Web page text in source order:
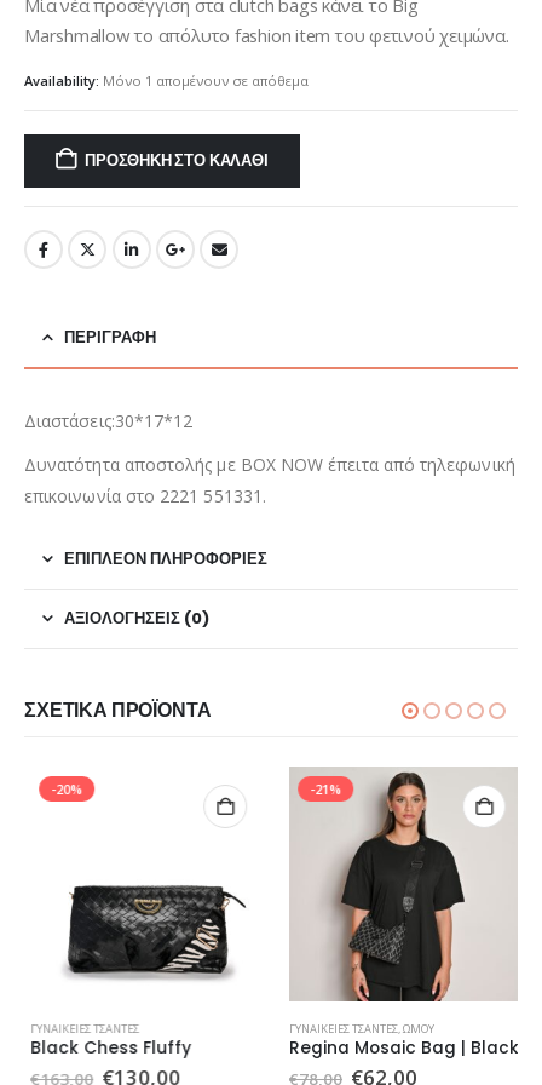
€115,00.είναι:
Μία νέα προσέγγιση στα clutch bags κάνει το Big
Marshmallow το απόλυτο fashion item του φετινού χειμώνα.
Availability: Μόνο 1 απομένουν σε απόθεμα
ΠΡΟΣΘΉΚΗ ΣΤΟ ΚΑΛΆΘΙ
ΠΕΡΙΓΡΑΦΉ
Διαστάσεις:30*17*12
Δυνατότητα αποστολής με BOX NOW έπειτα από τηλεφωνική
επικοινωνία στο 2221 551331.
ΕΠΙΠΛΈΟΝ ΠΛΗΡΟΦΟΡΊΕΣ
ΑΞΙΟΛΟΓΉΣΕΙΣ (0)
ΣΧΕΤΙΚΆ ΠΡΟΪΌΝΤΑ
-20%
ΓΥΝΑΙΚΕΊΕΣ ΤΣΆΝΤΕΣ
Black Chess Fluffy
€163,00 Original
€130,00Η
-21%
ΓΥΝΑΙΚΕΊΕΣ ΤΣΆΝΤΕΣ,ΏΜΟΥ
Regina Mosaic Bag | Black
€78,00 Original
€62,00Η